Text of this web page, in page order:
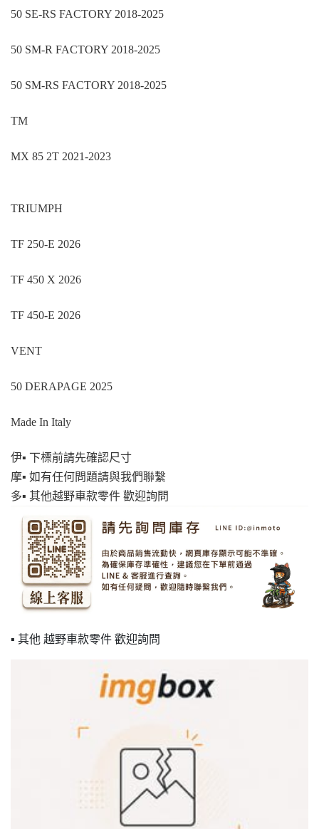
50 SE-RS FACTORY 2018-2025
50 SM-R FACTORY 2018-2025
50 SM-RS FACTORY 2018-2025
TM
MX 85 2T 2021-2023
TRIUMPH
TF 250-E 2026
TF 450 X 2026
TF 450-E 2026
VENT
50 DERAPAGE 2025
Made In Italy
伊▪ 下標前請先確認尺寸
摩▪ 如有任何問題請與我們聯繫
多▪ 其他越野車款零件 歡迎詢問
▪ 其他 越野車款零件 歡迎詢問